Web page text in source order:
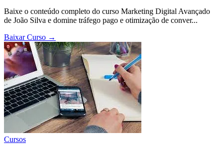
Baixe o conteúdo completo do curso Marketing Digital Avançado
de João Silva e domine tráfego pago e otimização de conver...
Baixar Curso →
Cursos